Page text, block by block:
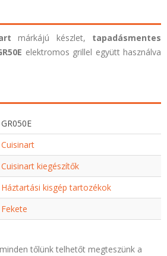
márkájú készlet, tapadásmentes
elektromos grillel együtt használva
GR050E
Cuisinart
Cuisinart kiegészítők
Háztartási kisgép tartozékok
Fekete
tőlünk telhetőt megteszünk a